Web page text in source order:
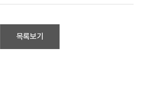
목록보기